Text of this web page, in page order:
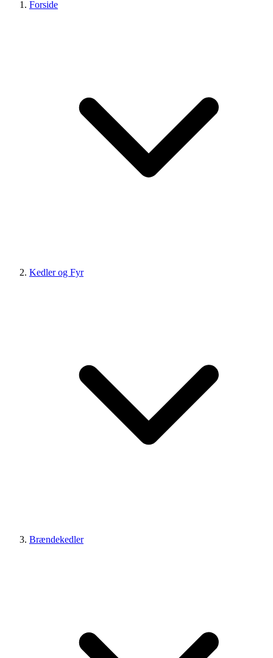
Forside
Kedler og Fyr
Brændekedler